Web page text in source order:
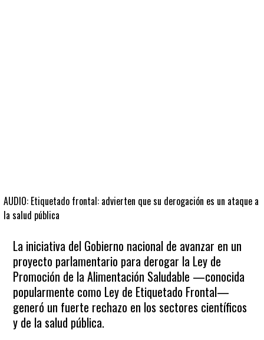
AUDIO: Etiquetado frontal: advierten que su derogación es un ataque a
la salud pública
La iniciativa del Gobierno nacional de avanzar en un
proyecto parlamentario para derogar la Ley de
Promoción de la Alimentación Saludable —conocida
popularmente como Ley de Etiquetado Frontal—
generó un fuerte rechazo en los sectores científicos
y de la salud pública.